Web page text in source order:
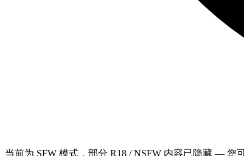
当前为 SFW 模式，部分 R18 / NSFW 内容已隐藏 — 您